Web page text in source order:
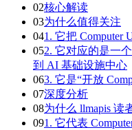
02核心解读
03为什么值得关注
041. 它把 Computer
052. 它对应的是一
到 AI 基础设施中心
063. 它是“开放
07深度分析
08为什么 llmapis 读
091. 它代表